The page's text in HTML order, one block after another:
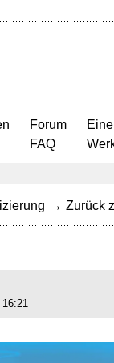
Forum
FAQ
→ Zurück
16:21